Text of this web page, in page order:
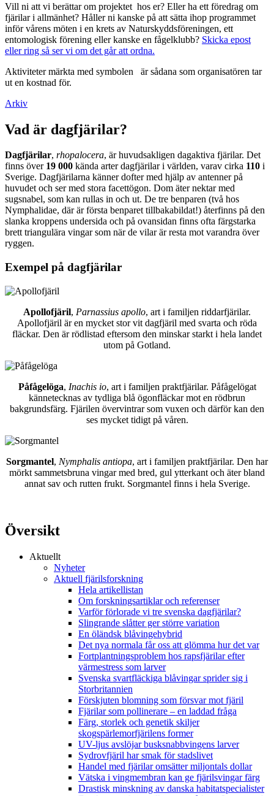
Vill ni att vi berättar om projektet hos er? Eller ha ett föredrag om
fjärilar i allmänhet? Håller ni kanske på att sätta ihop programmet
inför vårens möten i en krets av Naturskyddsföreningen, ett
entomologisk förening eller kanske en fågelklubb? Skicka epost
eller ring så ser vi om det går att ordna.
Aktiviteter märkta med symbolen
är sådana som organisatören tar
ut en kostnad för.
Arkiv
Vad är dagfjärilar?
Dagfjärilar, rhopalocera, är huvudsakligen dagaktiva fjärilar. Det
finns över 19 000 kända arter dagfjärilar i världen, varav cirka 110 i
Sverige. Dagfjärilarna känner dofter med hjälp av antenner på
huvudet och ser med stora facettögon. Dom äter nektar med
sugsnabel, som kan rullas in och ut. De tre benparen (två hos
Nymphalidae, där är första benparet tillbakabildat!) återfinns på den
slanka kroppens undersida och på ovansidan finns ofta färgstarka
brett triangulära vingar som när de vilar är resta mot varandra över
ryggen.
Exempel på dagfjärilar
Apollofjäril, Parnassius apollo, art i familjen riddarfjärilar.
Apollofjäril är en mycket stor vit dagfjäril med svarta och röda
fläckar. Den är rödlistad eftersom den minskar starkt i hela landet
utom på Gotland.
Påfågelöga, Inachis io, art i familjen praktfjärilar. Påfågelögat
kännetecknas av tydliga blå ögonfläckar mot en rödbrun
bakgrundsfärg. Fjärilen övervintrar som vuxen och därför kan den
ses mycket tidigt på våren.
Sorgmantel, Nymphalis antiopa, art i familjen praktfjärilar. Den har
mörkt sammetsbruna vingar med bred, gul ytterkant och äter bland
annat sav och rutten frukt. Sorgmantel finns i hela Sverige.
Översikt
Aktuellt
Nyheter
Aktuell fjärilsforskning
Hela artikellistan
Om forskningsartiklar och referenser
Varför förlorade vi tre svenska dagfjärilar?
Slingrande slåtter ger större variation
En öländsk blåvingehybrid
Det nya normala får oss att glömma hur det var
Fortplantningsproblem hos rapsfjärilar efter
värmestress som larver
Svenska svartfläckiga blåvingar sprider sig i
Storbritannien
Förskjuten blomning som försvar mot fjäril
Fjärilar som pollinerare – en laddad fråga
Färg, storlek och genetik skiljer
skogspärlemorfjärilens former
UV-ljus avslöjar busksnabbvingens larver
Sydrovfjäril har smak för stadslivet
Handel med fjärilar omsätter miljontals dollar
Vätska i vingmembran kan ge fjärilsvingar färg
Drastisk minskning av danska habitatspecialister